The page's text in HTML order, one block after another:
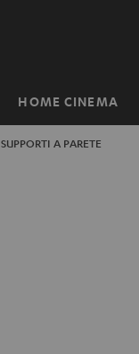
HOME CINEMA
SUPPORTI A PARETE